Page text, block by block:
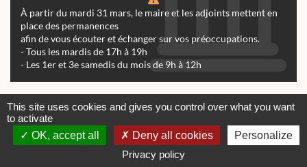
À partir du mardi 31 mars, le maire et les adjoints mettent en
place des permanences
afin de vous écouter et échanger sur vos préoccupations.
- Tous les mardis de 17h à 19h
- Les 1er et 3e samedis du mois de 9h à 12h
Contactez-nous
Mentions légales
© tous droits réservés Mairie de Réalmont 2024 -
Conception & Réalisation Web RK Création
This site uses cookies and gives you control over what you want
to activate
OK, accept all
Deny all cookies
Personalize
Privacy policy